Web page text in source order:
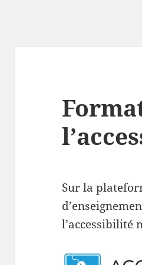
Sur la
l’accessibilité